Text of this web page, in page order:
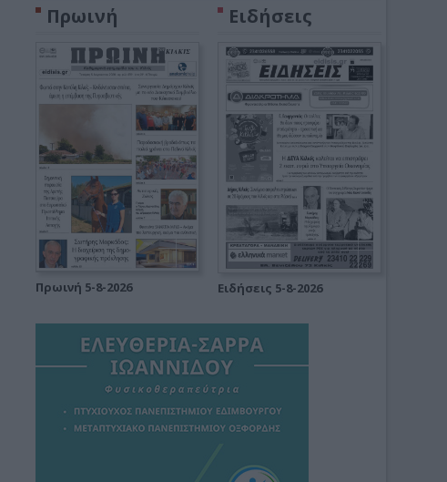
Πρωινή
Πρωινή 5-8-2026
Ειδήσεις
Ειδήσεις 5-8-2026